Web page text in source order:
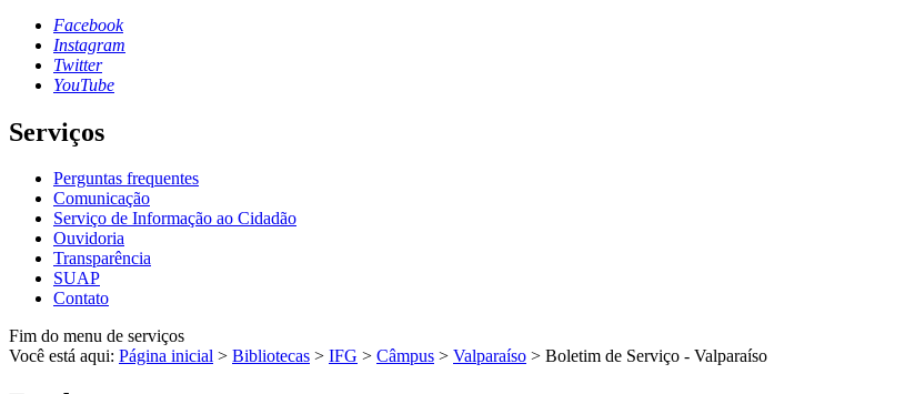
Facebook
Instagram
Twitter
YouTube
Serviços
Perguntas frequentes
Comunicação
Serviço de Informação ao Cidadão
Ouvidoria
Transparência
SUAP
Contato
Fim do menu de serviços
Você está aqui: Página inicial > Bibliotecas > IFG > Câmpus > Valparaíso > Boletim de Serviço - Valparaíso